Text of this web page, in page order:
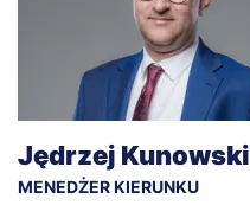
Jędrzej Kunowski
MENEDŻER KIERUNKU